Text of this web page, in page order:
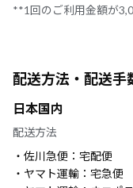
**1回のご利用金額が
配送方法・配送手
日本国内
配送方法
・佐川急便：宅配便
・ヤマト運輸：宅急便